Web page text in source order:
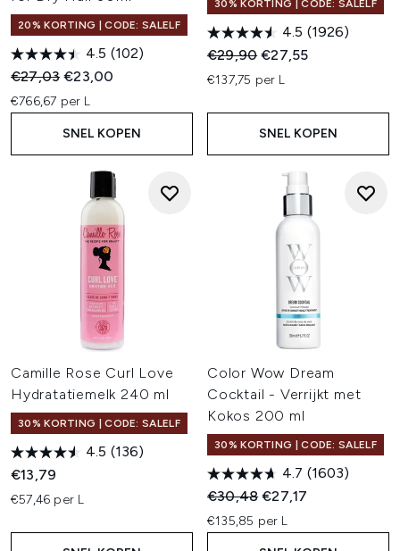
20% KORTING | CODE: SALELF
4.5 (102)
Recommended Retail Price:
€27,03Huidige prijs:
€23,00
€766,67 per L
SNEL KOPEN
30% KORTING | CODE: SALELF
4.5 (1926)
Recommended Retail Price:
€29,90Huidige prijs:
€27,55
€137,75 per L
SNEL KOPEN
Camille Rose Curl Love
Hydratatiemelk 240 ml
30% KORTING | CODE: SALELF
4.5 (136)
€13,79
€57,46 per L
Color Wow Dream
Cocktail - Verrijkt met
Kokos 200 ml
30% KORTING | CODE: SALELF
4.7 (1603)
Recommended Retail Price:
€30,48Huidige prijs:
€27,17
€135,85 per L